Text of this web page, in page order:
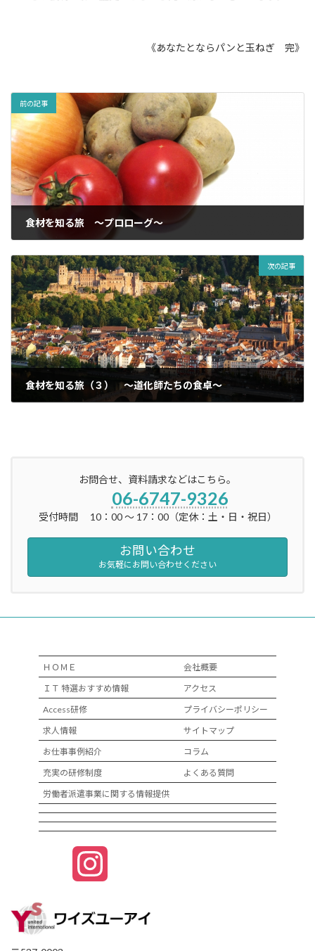
《あなたとならパンと玉ねぎ 完》
前の記事
食材を知る旅 ～プロローグ～
次の記事
食材を知る旅（３） ～道化師たちの食卓～
お問合せ、資料請求などはこちら。
06-6747-9326
受付時間 10：00 ～ 17：00（定休：土・日・祝日）
お問い合わせ
お気軽にお問い合わせください
ＨＯＭＥ
会社概要
ＩＴ 特選おすすめ情報
アクセス
Access研修
プライバシーポリシー
求人情報
サイトマップ
お仕事事例紹介
コラム
充実の研修制度
よくある質問
労働者派遣事業に関する情報提供